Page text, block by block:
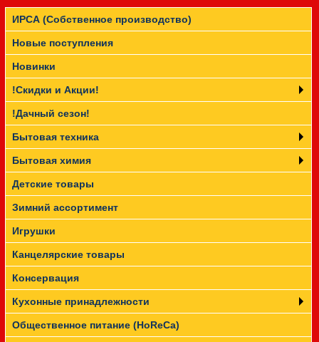
Ассортимент Бренды Вакансии
Прайс-лист
ИРСА (Собственное производство)
Новые поступления
Новинки
!Скидки и Акции!
!Дачный сезон!
Бытовая техника
Бытовая химия
Детские товары
Зимний ассортимент
Игрушки
Канцелярские товары
Консервация
Кухонные принадлежности
Общественное питание (HoReCa)